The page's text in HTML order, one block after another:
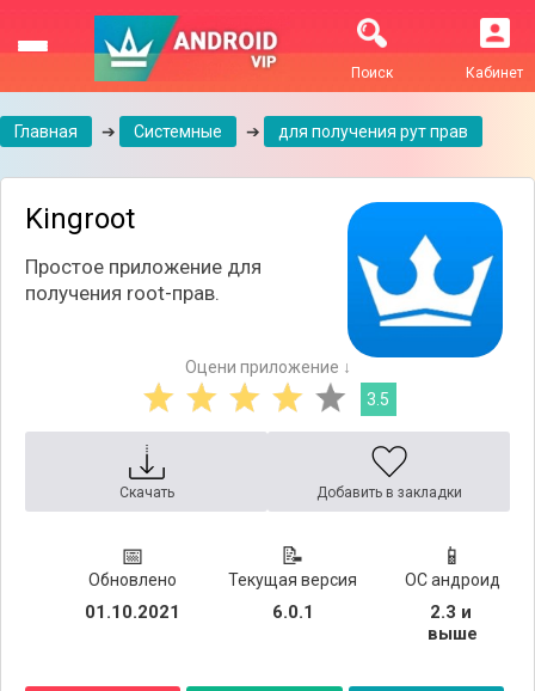
Кабинет
Поиск
Главная ➔ Системные ➔ для получения рут прав
Kingroot
Простое приложение для
получения root-прав.
Оцени приложение ↓
3.5
Скачать Добавить в закладки
📅
Обновлено
01.10.2021
📝
Текущая версия
6.0.1
📱
ОС андроид
2.3 и
выше